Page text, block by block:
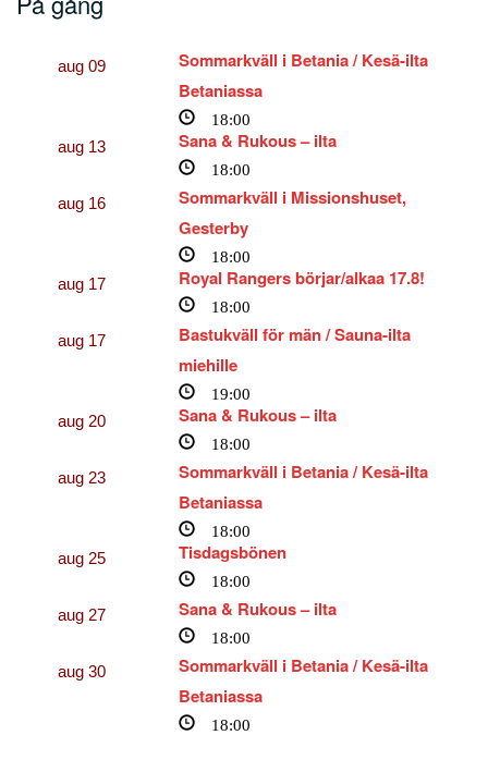
aug 09
Sommarkväll i Betania / Kesä-ilta
Betaniassa
18:00
aug 13 Sana & Rukous – ilta
18:00
aug 16
Sommarkväll i Missionshuset,
Gesterby
18:00
aug 17 Royal Rangers börjar/alkaa 17.8!
18:00
aug 17
Bastukväll för män / Sauna-ilta
miehille
19:00
aug 20 Sana & Rukous – ilta
18:00
aug 23
Sommarkväll i Betania / Kesä-ilta
Betaniassa
18:00
aug 25 Tisdagsbönen
18:00
aug 27 Sana & Rukous – ilta
18:00
aug 30
Sommarkväll i Betania / Kesä-ilta
Betaniassa
18:00